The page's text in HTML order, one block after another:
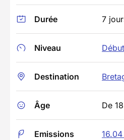
Durée 7
Niveau
Destination
Âge De
Emissions